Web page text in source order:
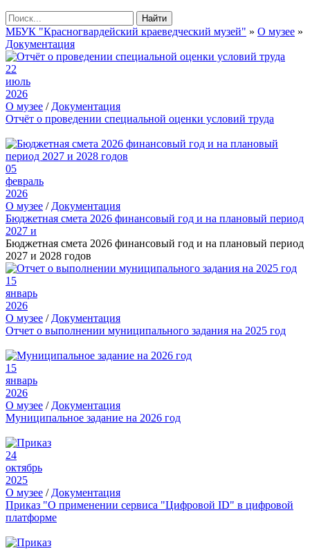
Найти
МБУК "Красногвардейский краеведческий музей" » О музее »
Документация
22
июль
2026
О музее / Документация
Отчёт о проведении специальной оценки условий труда
05
февраль
2026
О музее / Документация
Бюджетная смета 2026 финансовый год и на плановый период
2027 и
Бюджетная смета 2026 финансовый год и на плановый период
2027 и 2028 годов
15
январь
2026
О музее / Документация
Отчет о выполнении муниципального задания на 2025 год
15
январь
2026
О музее / Документация
Муниципальное задание на 2026 год
24
октябрь
2025
О музее / Документация
Приказ "О применении сервиса "Цифровой ID" в цифровой
платформе